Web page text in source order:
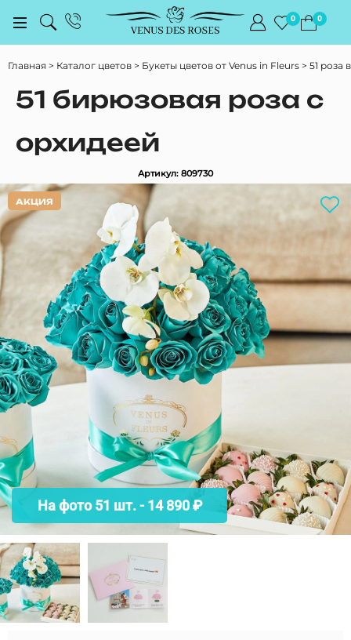
0 0
Главная Каталог цветов Букеты цветов от Venus in Fleurs 51 роза
51 бирюзовая роза с
орхидеей
Артикул: 809730
На фото 51 шт. - 14 890 ₽
АКЦИЯ